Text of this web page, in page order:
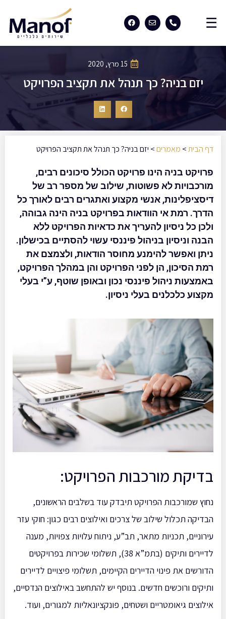
15 מרץ, 2020
יזם בניה? כך תנהל את תקציב הפרויקט
דף הבית> מאמרים> יזם בניה? כך תנהל את תקציב הפרויקט
פרויקט בניה הינו פרויקט הכולל סיכונים רבים,
מורכבויות לא פשוטות, שילוב של מספר רב של
דיסציפלינות, אנשי מקצוע ואתגרים רבים לאורך כל
הדרך. רמת אי הוודאות בפרויקט בניה הינה גבוהה,
ולכן כל ניסיון להעריך את כדאיות הפרויקט ללא
הבנה וניסיון בניהול פיננסי עשוי להסתיים בכישלון.
ניתן ואפשר להימנע מחוסר הודאות, ולצמצם את
רמת הסיכון, הן לפני הפרויקט והן במהלך הפרויקט,
באמצעות ניהול פיננסי נכון ובאופן שוטף, ע”י בעלי
מקצוע כלכלנים בעלי ניסיון.
בדיקת מורכבות הפרויקט:
נחוץ שמורכבות הפרויקט תיבדק עוד בשלבים הראשונים,
הבדיקה תכלול שילוב של צרכים ואילוצים רבים כגון: חוקי עזר
עירוניים, תכניות מתאר, תב”ע, ניתוח עלויות צפויות, מענה
לדיירים ותיקים (בתמ”א 38), תשלומי שכירות בפרויקטים
הדורשים את פינוי הדיירים הקיימים, תשלומי פיצויים לדיירים
ותיקים ורוכשים חדשים. בנוסף יש להתחשב באילוצים הנדסיים,
אילוצים גיאומטריים ושטחים, פונקציונאליות למגורים, ועוד.